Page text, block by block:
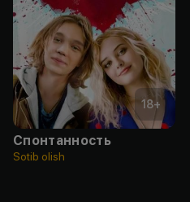
18+
Спонтанность
Sotib olish